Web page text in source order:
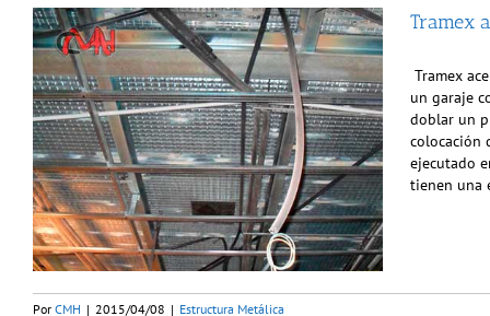
Tramex
Tramex
un garaje
doblar un
colocación
ejecutado
tienen una
Por CMH | 2015/04/08 | Estructura Metálica